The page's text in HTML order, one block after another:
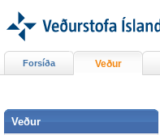
Forsíða Veður
Veður